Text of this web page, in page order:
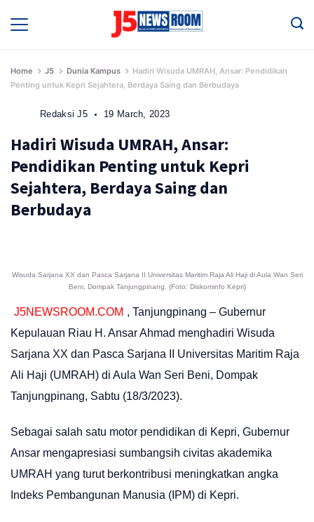
Home J5 Dunia Kampus
Hadiri Wisuda UMRAH, Ansar: Pendidikan
Penting untuk Kepri Sejahtera, Berdaya Saing dan Berbudaya
Redaksi J5 19 March, 2023
Hadiri Wisuda UMRAH, Ansar:
Pendidikan Penting untuk Kepri
Sejahtera, Berdaya Saing dan
Berbudaya
Wisuda Sarjana XX dan Pasca Sarjana II Universitas Maritim Raja Ali Haji di Aula Wan Seri
Beni, Dompak Tanjungpinang. (Foto: Diskominfo Kepri)
J5NEWSROOM.COM , Tanjungpinang – Gubernur
Kepulauan Riau H. Ansar Ahmad menghadiri Wisuda
Sarjana XX dan Pasca Sarjana II Universitas Maritim Raja
Ali Haji (UMRAH) di Aula Wan Seri Beni, Dompak
Tanjungpinang, Sabtu (18/3/2023).
Sebagai salah satu motor pendidikan di Kepri, Gubernur
Ansar mengapresiasi sumbangsih civitas akademika
UMRAH yang turut berkontribusi meningkatkan angka
Indeks Pembangunan Manusia (IPM) di Kepri.